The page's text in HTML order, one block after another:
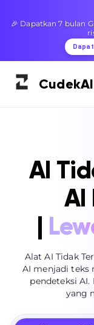
🎉 Dapatkan 7 bulan
CudekAI
AI
AI
|
Alat AI Tidak
AI menjadi teks
pendeteksi
yang